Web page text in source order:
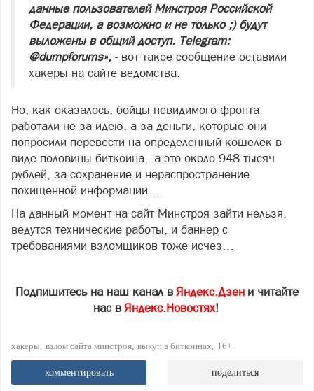
данные пользователей Минстроя Российской
Федерации, а возможно и не только ;) будут
выложены в общий доступ. Telegram:
@dumpforums», - вот такое сообщение оставили
хакеры на сайте ведомства.
Но, как оказалось, бойцы невидимого фронта
работали не за идею, а за деньги, которые они
попросили перевести на определённый кошелек в
виде половины биткоина, а это около 948 тысяч
рублей, за сохранение и нераспространение
похищенной информации…
На данный момент на сайт Минстроя зайти нельзя,
ведутся технические работы, и баннер с
требованиями взломщиков тоже исчез…
Подпишитесь на наш канал в Яндекс.Дзен и читайте
нас в Яндекс.Новостях!
хакеры взлом сайта минстроя выкуп в биткоинах 16+
комментировать поделиться